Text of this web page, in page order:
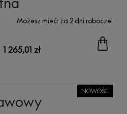
Możesz mieć: za 2 dni robocze!
1 265,01 zł
NOWOŚĆ